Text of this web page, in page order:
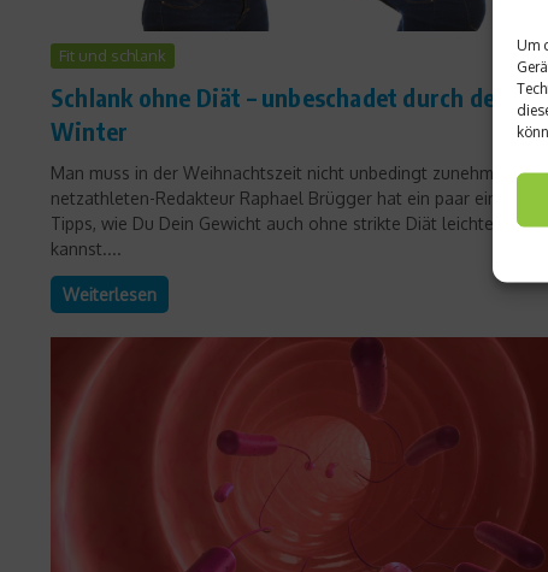
Um
Fit und schlank
Schlank ohne Diät – unbeschadet durch den
Winter
Man muss in der Weihnachtszeit nicht unbedingt zunehmen.
netzathleten-Redakteur Raphael Brügger hat ein paar einfache
Tipps, wie Du Dein Gewicht auch ohne strikte Diät leichter
kannst....
Weiterlesen